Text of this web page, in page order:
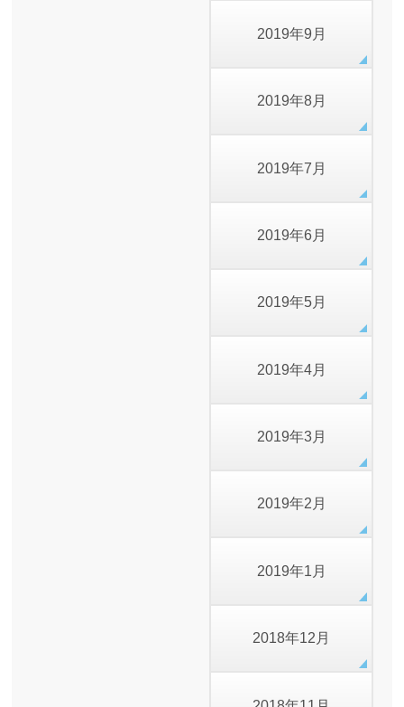
2019年9月
2019年8月
2019年7月
2019年6月
2019年5月
2019年4月
2019年3月
2019年2月
2019年1月
2018年12月